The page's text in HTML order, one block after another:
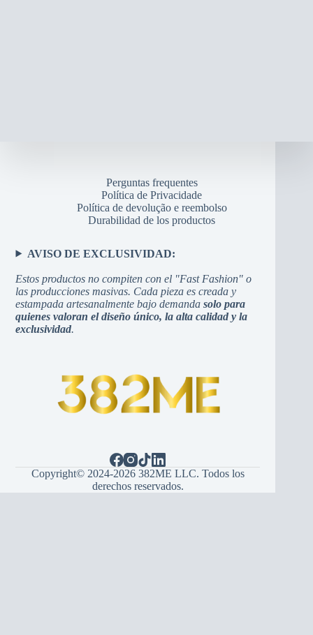
Perguntas frequentes
Política de Privacidade
Política de devolução e reembolso
Durabilidad de los productos
AVISO DE EXCLUSIVIDAD:
Estos productos no compiten con el "Fast Fashion" o
las producciones masivas. Cada pieza es creada y
estampada artesanalmente bajo demandasolo para
quienes valoran el diseño único, la alta calidad y la
exclusividad.
Copyright© 2024-2026 382ME LLC. Todos los
derechos reservados.